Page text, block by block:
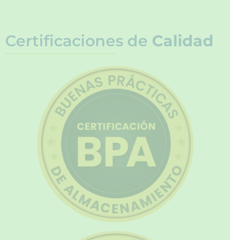
Certificaciones de Calidad